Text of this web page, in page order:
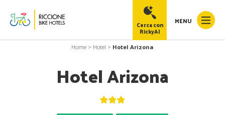
MENU
Cerca con
RickyAI
Home > Hotel > Hotel Arizona
Hotel Arizona